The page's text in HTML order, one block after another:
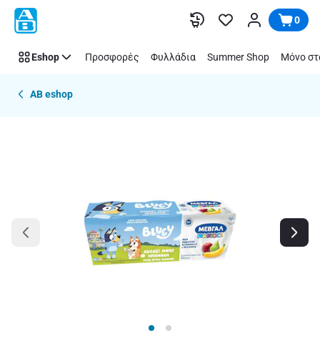
Παράλειψη 0
Eshop Προσφορές Φυλλάδια Summer Shop Μόνο
AB eshop